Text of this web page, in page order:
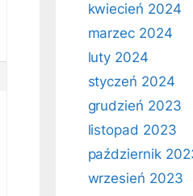
kwiecień 2024
marzec 2024
luty 2024
styczeń 2024
grudzień 2023
listopad 2023
październik
wrzesień 2023